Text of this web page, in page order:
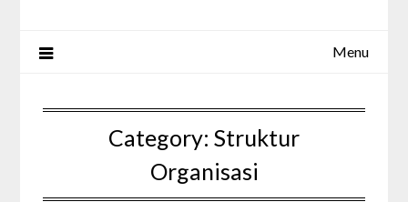
Menu
Category: Struktur
Organisasi